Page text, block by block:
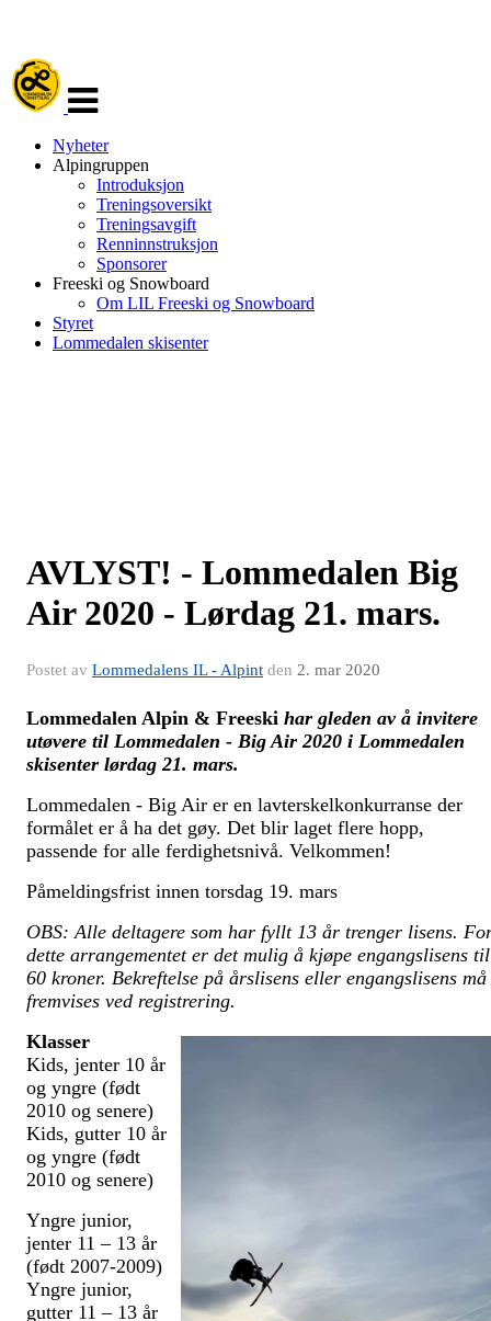
navigasjon
Nyheter
Alpingruppen
Introduksjon
Treningsoversikt
Treningsavgift
Renninnstruksjon
Sponsorer
Freeski og Snowboard
Om LIL Freeski og Snowboard
Styret
Lommedalen skisenter
AVLYST! - Lommedalen Big
Air 2020 - Lørdag 21. mars.
Postet av Lommedalens IL - Alpint den 2. mar 2020
Lommedalen Alpin & Freeski har gleden av å invitere
utøvere til Lommedalen - Big Air 2020 i Lommedalen
skisenter lørdag 21. mars.
Lommedalen - Big Air er en lavterskelkonkurranse der
formålet er å ha det gøy. Det blir laget flere hopp,
passende for alle ferdighetsnivå. Velkommen!
Påmeldingsfrist innen torsdag 19. mars
OBS: Alle deltagere som har fyllt 13 år trenger lisens.
dette arrangementet er det mulig å kjøpe engangslisens til
60 kroner. Bekreftelse på årslisens eller engangslisens må
fremvises ved registrering.
Klasser
Kids, jenter 10 år
og yngre (født
2010 og senere)
Kids, gutter 10 år
og yngre (født
2010 og senere)
Yngre junior,
jenter 11 – 13 år
(født 2007-2009)
Yngre junior,
gutter 11 – 13 år